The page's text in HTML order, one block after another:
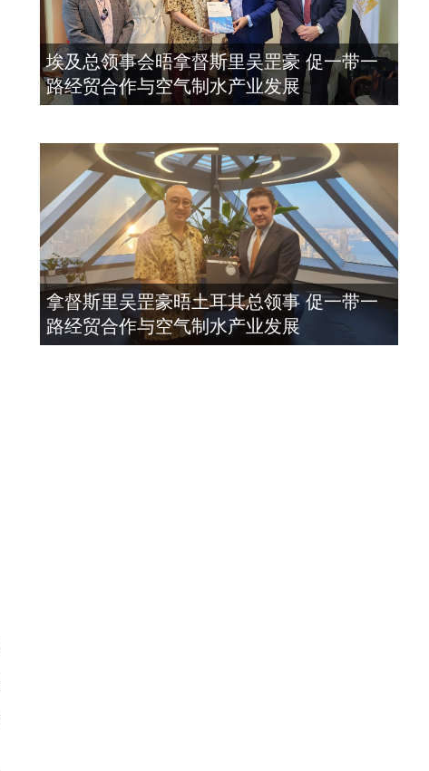
埃及总领事会晤拿督斯里吴罡豪 促一带一
路经贸合作与空气制水产业发展
拿督斯里吴罡豪晤土耳其总领事 促一带一
路经贸合作与空气制水产业发展